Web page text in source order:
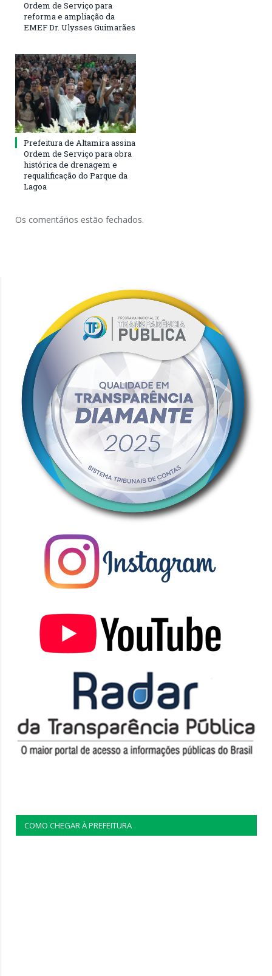
Ordem de Serviço para
reforma e ampliação da
EMEF Dr. Ulysses Guimarães
Prefeitura de Altamira assina
Ordem de Serviço para obra
histórica de drenagem e
requalificação do Parque da
Lagoa
Os comentários estão fechados.
COMO CHEGAR À PREFEITURA